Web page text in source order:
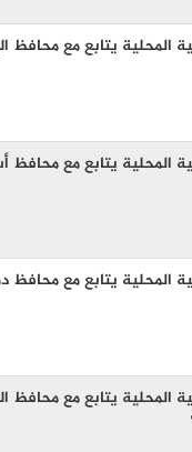
المحلية يتابع مع محافظ
المحلية يتابع مع
المحلية يتابع مع
المحلية يتابع مع محافظ